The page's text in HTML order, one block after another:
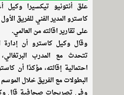
علق أنتونيو تيكسيرا وكيل
كاسترو المدير الفني للفريق
على تقارير اقالته من العالمي.
وقال وكيل كاسترو أن إدارة
تتحدث مع المدرب
احتمالية إقالته، مؤكدًا أن
البطولات مع الفريق خلال